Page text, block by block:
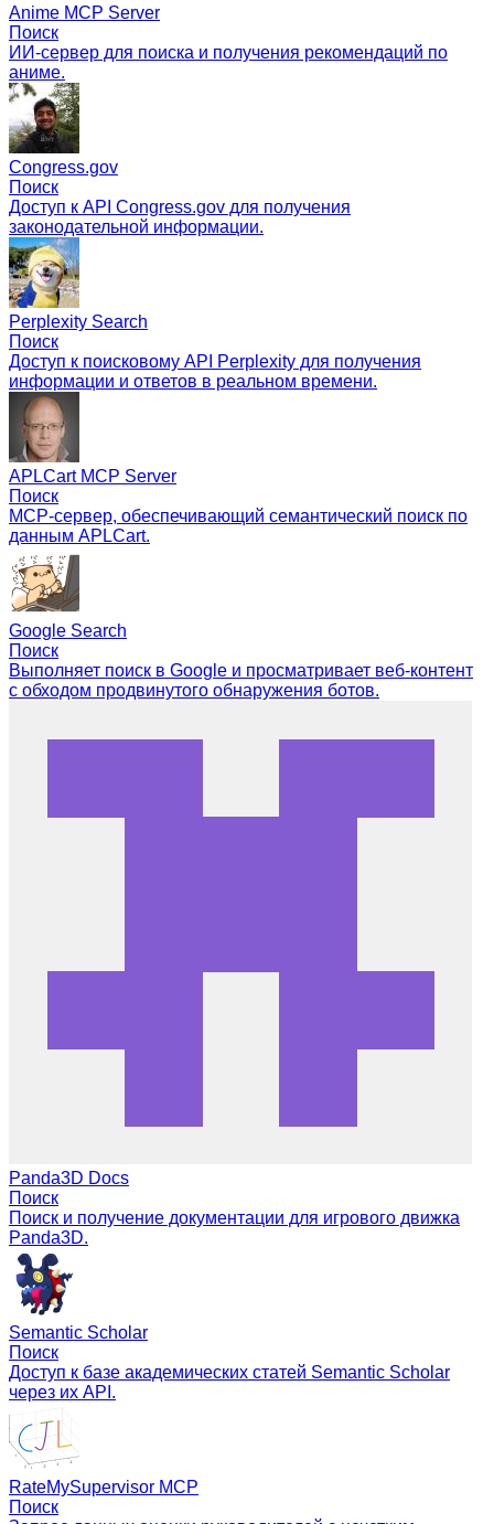
Anime MCP Server
Поиск
ИИ-сервер для поиска и получения рекомендаций по
аниме.
Congress.gov
Поиск
Доступ к API Congress.gov для получения
законодательной информации.
Perplexity Search
Поиск
Доступ к поисковому API Perplexity для получения
информации и ответов в реальном времени.
APLCart MCP Server
Поиск
MCP-сервер, обеспечивающий семантический поиск по
данным APLCart.
Google Search
Поиск
Выполняет поиск в Google и просматривает веб-контент
с обходом продвинутого обнаружения ботов.
Panda3D Docs
Поиск
Поиск и получение документации для игрового движка
Panda3D.
Semantic Scholar
Поиск
Доступ к базе академических статей Semantic Scholar
через их API.
RateMySupervisor MCP
Поиск